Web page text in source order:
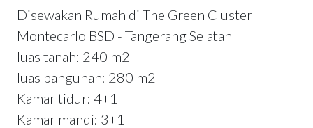
Disewakan Rumah di The Green Cluster
Montecarlo BSD - Tangerang Selatan
luas tanah: 240 m2
luas bangunan: 280 m2
Kamar tidur: 4+1
Kamar mandi: 3+1